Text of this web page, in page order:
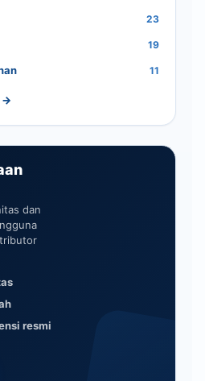
23
19
11
→
dan
resmi